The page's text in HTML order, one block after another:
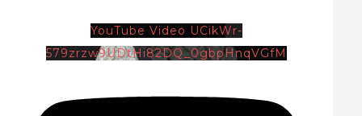
YouTube Video UCikWr-
579zrzw9UDtHi82DQ_0gbpHnqVGfM